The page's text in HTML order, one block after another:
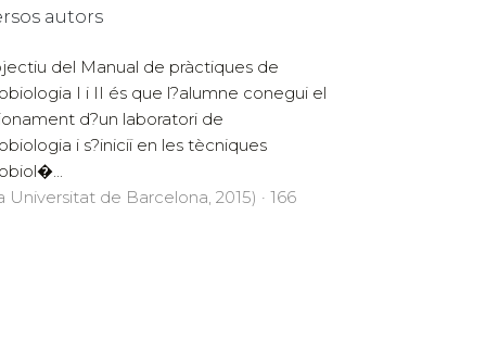
autors
del Manual de pràctiques de
I i II és que l?alumne conegui el
d?un laboratori de
i s?iniciï en les tècniques
de Barcelona, 2015) · 166